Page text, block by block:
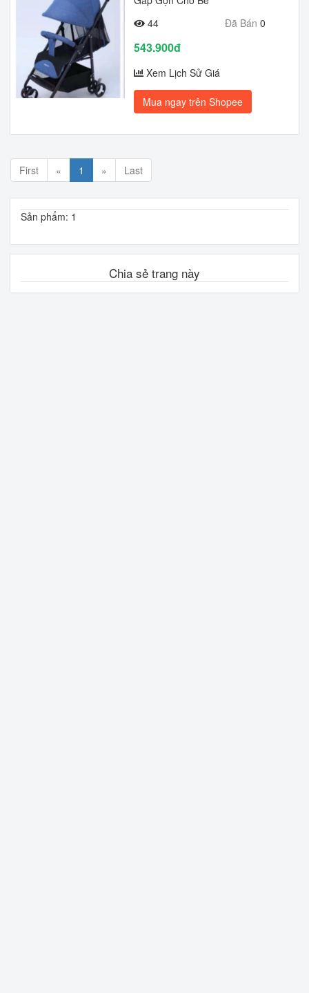
44
Đã Bán 0
543.900đ
Xem Lịch Sử Giá
Mua ngay trên Shopee
First « 1 » Last
Sản phẩm: 1
Chia sẻ trang này